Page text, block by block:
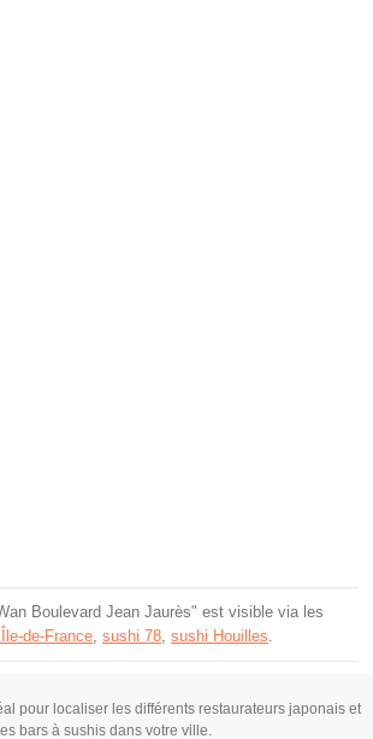
Boulevard Jean Jaurès" est visible via les
de-France, sushi 78, sushi Houilles.
pour localiser les différents restaurateurs japonais et
les bars à sushis dans votre ville.